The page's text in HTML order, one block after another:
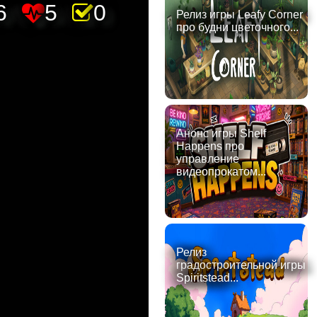
5 0
Релиз игры Leafy Corner
про будни цветочного...
Анонс игры Shelf
Happens про
управление
видеопрокатом...
Релиз
градостроительной игры
Spiritstead...